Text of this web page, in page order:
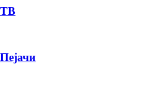
ПЛАТИ ПРИ ДОСТАВА ВО КЕШ
ТВ
Пејачи